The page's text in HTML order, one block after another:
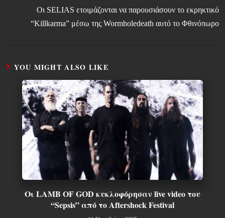
Οι SELIAS ετοιμάζονται να παρουσιάσουν το εκρηκτικό
“Killkarma” μέσω της Wormholedeath αυτό το Φθινόπωρο
YOU MIGHT ALSO LIKE
Οι LAMB OF GOD κυκλοφόρησαν live video του
“Sepsis” από το Aftershock Festival